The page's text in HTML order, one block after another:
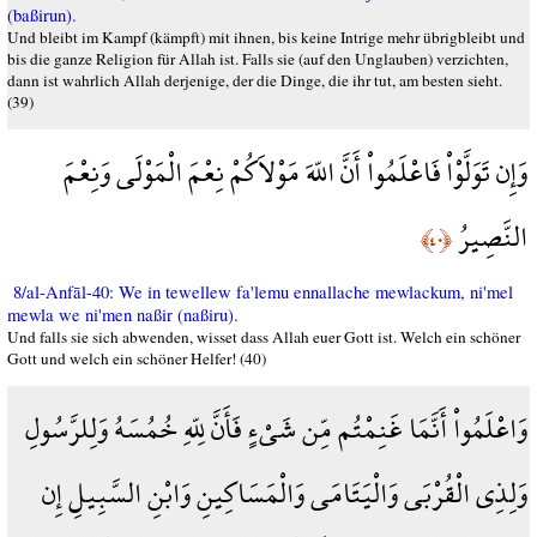
(baßirun).
Und bleibt im Kampf (kämpft) mit ihnen, bis keine Intrige mehr übrigbleibt und
bis die ganze Religion für Allah ist. Falls sie (auf den Unglauben) verzichten,
dann ist wahrlich Allah derjenige, der die Dinge, die ihr tut, am besten sieht.
(39)
وَإِن تَوَلَّوْاْ فَاعْلَمُواْ أَنَّ اللّهَ مَوْلاَكُمْ نِعْمَ الْمَوْلَى وَنِعْمَ
النَّصِيرُ﴿٤٠﴾
8/al-Anfāl-40: We in tewellew fa'lemu ennallache mewlackum, ni'mel
mewla we ni'men naßir (naßiru).
Und falls sie sich abwenden, wisset dass Allah euer Gott ist. Welch ein schöner
Gott und welch ein schöner Helfer! (40)
وَاعْلَمُواْ أَنَّمَا غَنِمْتُم مِّن شَيْءٍ فَأَنَّ لِلّهِ خُمُسَهُ وَلِلرَّسُولِ
وَلِذِي الْقُرْبَى وَالْيَتَامَى وَالْمَسَاكِينِ وَابْنِ السَّبِيلِ إِن